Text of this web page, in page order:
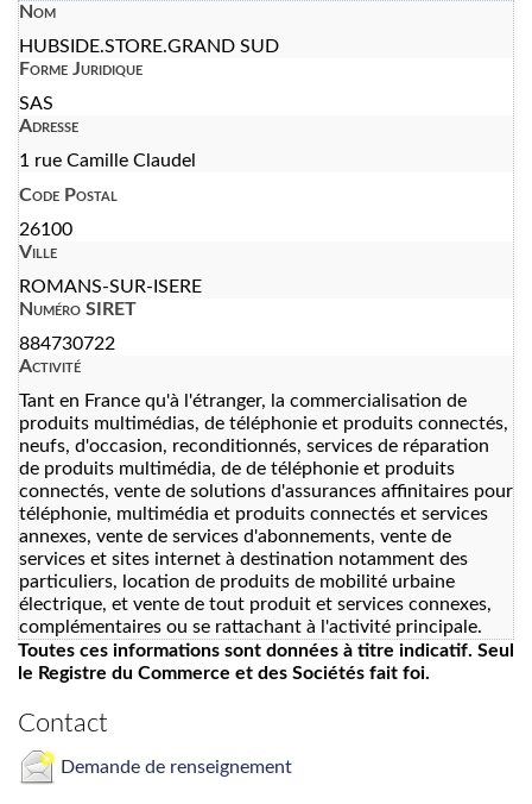
Nom
HUBSIDE.STORE.GRAND SUD
Forme Juridique
SAS
Adresse
1 rue Camille Claudel
Code Postal
26100
Ville
ROMANS-SUR-ISERE
Numéro SIRET
884730722
Activité
Tant en France qu'à l'étranger, la commercialisation de
produits multimédias, de téléphonie et produits connectés,
neufs, d'occasion, reconditionnés, services de réparation
de produits multimédia, de de téléphonie et produits
connectés, vente de solutions d'assurances affinitaires pour
téléphonie, multimédia et produits connectés et services
annexes, vente de services d'abonnements, vente de
services et sites internet à destination notamment des
particuliers, location de produits de mobilité urbaine
électrique, et vente de tout produit et services connexes,
complémentaires ou se rattachant à l'activité principale.
Toutes ces informations sont données à titre indicatif. Seul
le Registre du Commerce et des Sociétés fait foi.
Contact
Demande de renseignement